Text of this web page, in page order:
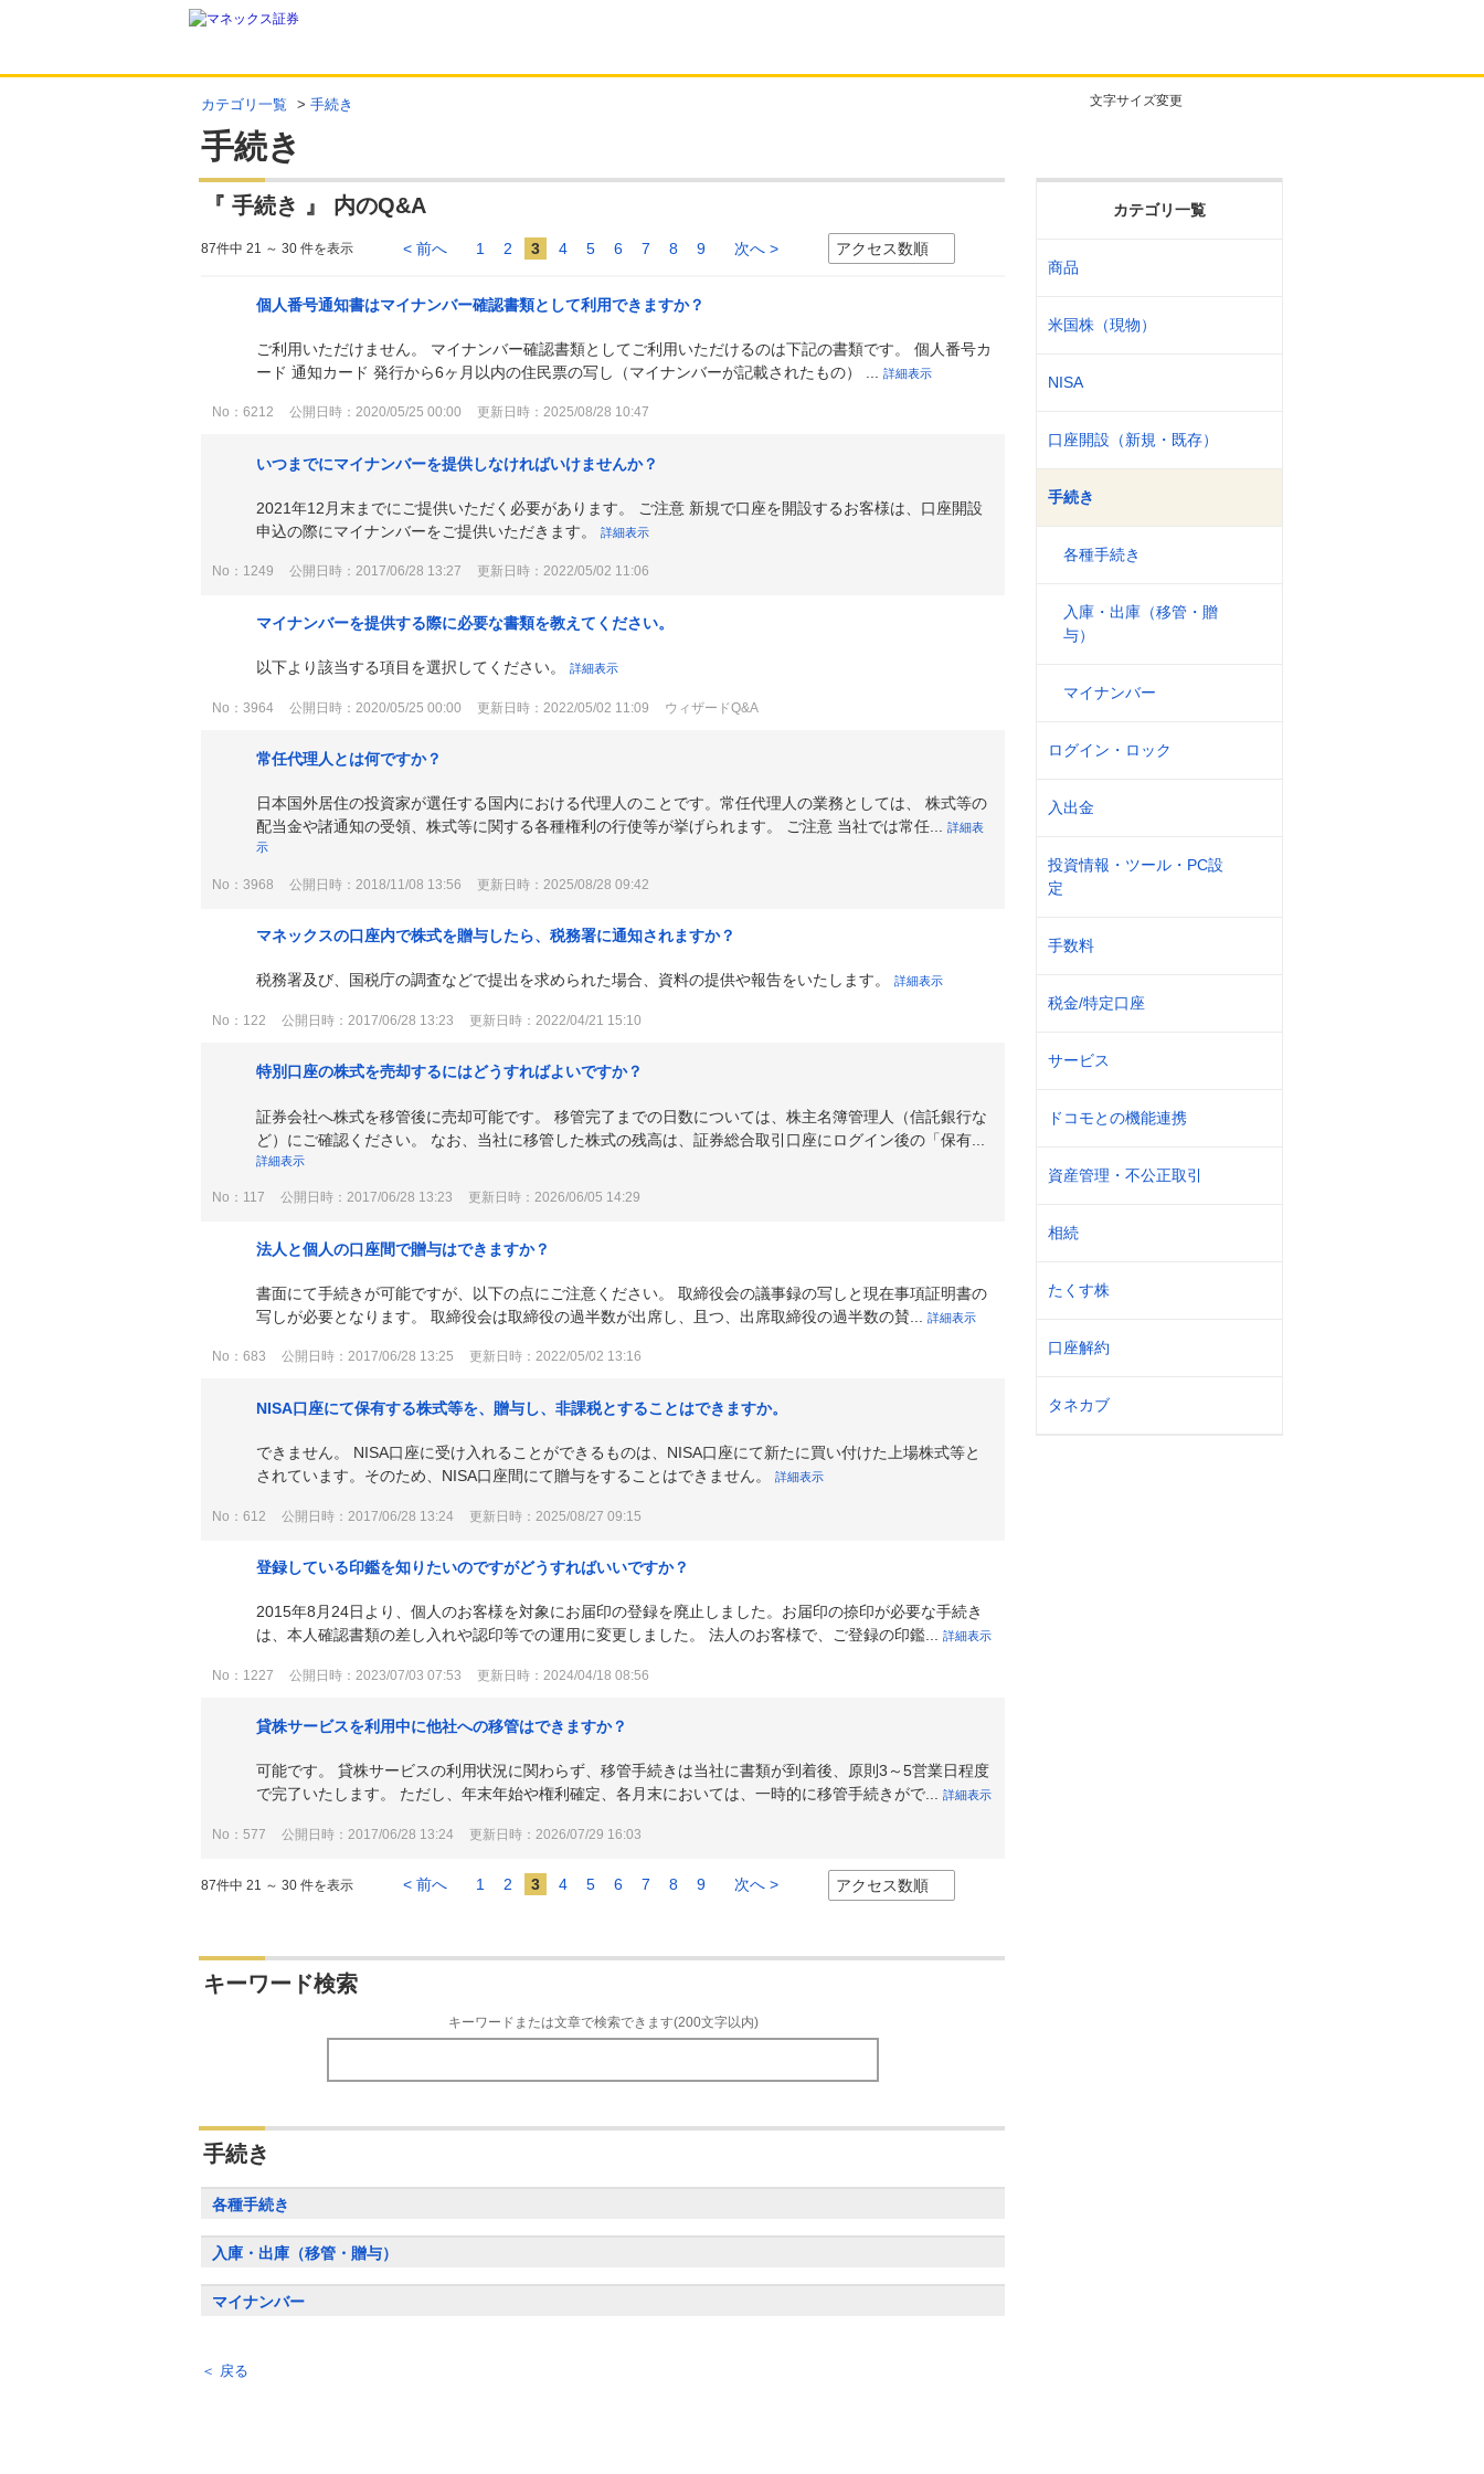
文字サイズ変更
カテゴリ一覧 > 手続き
手続き
カテゴリ一覧
商品
米国株（現物）
NISA
口座開設（新規・既存）
手続き
各種手続き
入庫・出庫（移管・贈
与）
マイナンバー
ログイン・ロック
入出金
投資情報・ツール・PC設
定
手数料
税金/特定口座
サービス
ドコモとの機能連携
資産管理・不公正取引
相続
たくす株
口座解約
タネカブ
『 手続き 』 内のQ&A
87件中 21 ～ 30 件を表示 < 前へ 1 2 3 4 5 6 7 8 9 次へ >
個人番号通知書はマイナンバー確認書類として利用できますか？
ご利用いただけません。 マイナンバー確認書類としてご利用いただけるのは下記の書類です。 個人番号カ
ード 通知カード 発行から6ヶ月以内の住民票の写し（マイナンバーが記載されたもの） ...詳細表示
No：6212 公開日時：2020/05/25 00:00 更新日時：2025/08/28 10:47
いつまでにマイナンバーを提供しなければいけませんか？
2021年12月末までにご提供いただく必要があります。 ご注意 新規で口座を開設するお客様は、口座開設
申込の際にマイナンバーをご提供いただきます。詳細表示
No：1249 公開日時：2017/06/28 13:27 更新日時：2022/05/02 11:06
マイナンバーを提供する際に必要な書類を教えてください。
以下より該当する項目を選択してください。詳細表示
No：3964 公開日時：2020/05/25 00:00 更新日時：2022/05/02 11:09 ウィザードQ&A
常任代理人とは何ですか？
日本国外居住の投資家が選任する国内における代理人のことです。常任代理人の業務としては、 株式等の
配当金や諸通知の受領、株式等に関する各種権利の行使等が挙げられます。 ご注意 当社では常任...詳細表
示
No：3968 公開日時：2018/11/08 13:56 更新日時：2025/08/28 09:42
マネックスの口座内で株式を贈与したら、税務署に通知されますか？
税務署及び、国税庁の調査などで提出を求められた場合、資料の提供や報告をいたします。詳細表示
No：122 公開日時：2017/06/28 13:23 更新日時：2022/04/21 15:10
特別口座の株式を売却するにはどうすればよいですか？
証券会社へ株式を移管後に売却可能です。 移管完了までの日数については、株主名簿管理人（信託銀行な
ど）にご確認ください。 なお、当社に移管した株式の残高は、証券総合取引口座にログイン後の「保有...
詳細表示
No：117 公開日時：2017/06/28 13:23 更新日時：2026/06/05 14:29
法人と個人の口座間で贈与はできますか？
書面にて手続きが可能ですが、以下の点にご注意ください。 取締役会の議事録の写しと現在事項証明書の
写しが必要となります。 取締役会は取締役の過半数が出席し、且つ、出席取締役の過半数の賛...詳細表示
No：683 公開日時：2017/06/28 13:25 更新日時：2022/05/02 13:16
NISA口座にて保有する株式等を、贈与し、非課税とすることはできますか。
できません。 NISA口座に受け入れることができるものは、NISA口座にて新たに買い付けた上場株式等と
されています。そのため、NISA口座間にて贈与をすることはできません。詳細表示
No：612 公開日時：2017/06/28 13:24 更新日時：2025/08/27 09:15
登録している印鑑を知りたいのですがどうすればいいですか？
2015年8月24日より、個人のお客様を対象にお届印の登録を廃止しました。お届印の捺印が必要な手続き
は、本人確認書類の差し入れや認印等での運用に変更しました。 法人のお客様で、ご登録の印鑑...詳細表示
No：1227 公開日時：2023/07/03 07:53 更新日時：2024/04/18 08:56
貸株サービスを利用中に他社への移管はできますか？
可能です。 貸株サービスの利用状況に関わらず、移管手続きは当社に書類が到着後、原則3～5営業日程度
で完了いたします。 ただし、年末年始や権利確定、各月末においては、一時的に移管手続きがで...詳細表示
No：577 公開日時：2017/06/28 13:24 更新日時：2026/07/29 16:03
87件中 21 ～ 30 件を表示 < 前へ 1 2 3 4 5 6 7 8 9 次へ >
キーワード検索
キーワードまたは文章で検索できます(200文字以内)
手続き
各種手続き
入庫・出庫（移管・贈与）
マイナンバー
＜ 戻る